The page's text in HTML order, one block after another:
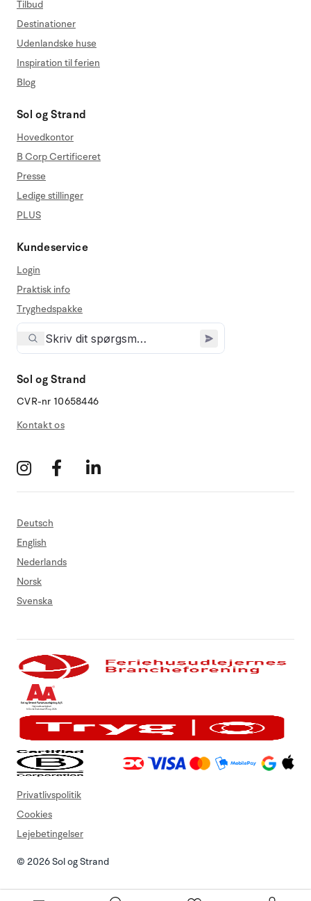
Tilbud
Destinationer
Udenlandske huse
Inspiration til ferien
Blog
Sol og Strand
Hovedkontor
B Corp Certificeret
Presse
Ledige stillinger
PLUS
Kundeservice
Login
Praktisk info
Tryghedspakke
Sol og Strand
CVR-nr 10658446
Kontakt os
Deutsch
English
Nederlands
Norsk
Svenska
© 2026 Sol og Strand
Privatlivspolitik
Cookies
Lejebetingelser